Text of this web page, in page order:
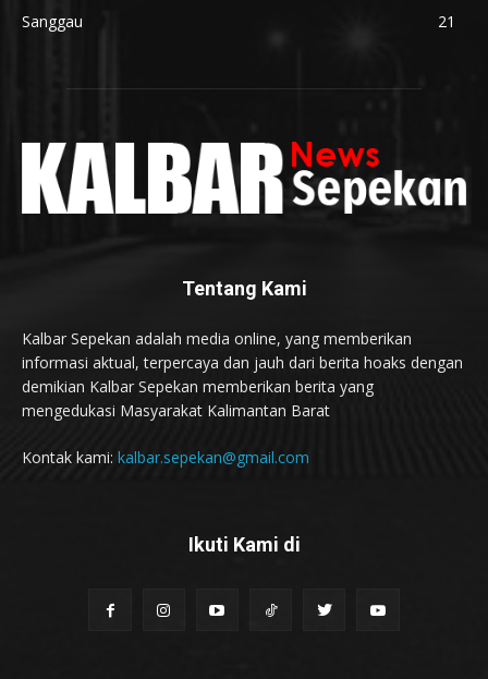
Sanggau
21
Tentang Kami
Kalbar Sepekan adalah media online, yang memberikan
informasi aktual, terpercaya dan jauh dari berita hoaks dengan
demikian Kalbar Sepekan memberikan berita yang
mengedukasi Masyarakat Kalimantan Barat
Kontak kami: kalbar.sepekan@gmail.com
Ikuti Kami di